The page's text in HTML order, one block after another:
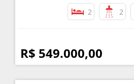
2 2
R$ 549.000,00